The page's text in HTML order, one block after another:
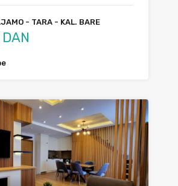
- TARA - KAL. BARE